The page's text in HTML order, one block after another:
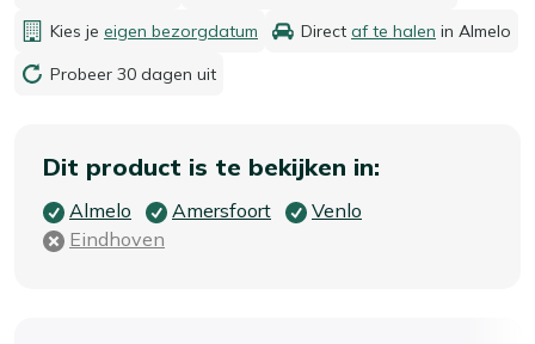
Kies je eigen bezorgdatum Direct af te halen in Almelo
Probeer 30 dagen uit
Dit product is te bekijken in:
Almelo Amersfoort
Venlo
Eindhoven